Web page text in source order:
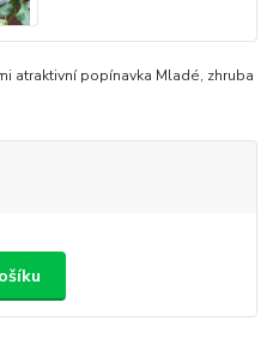
atraktivní popínavka Mladé, zhruba